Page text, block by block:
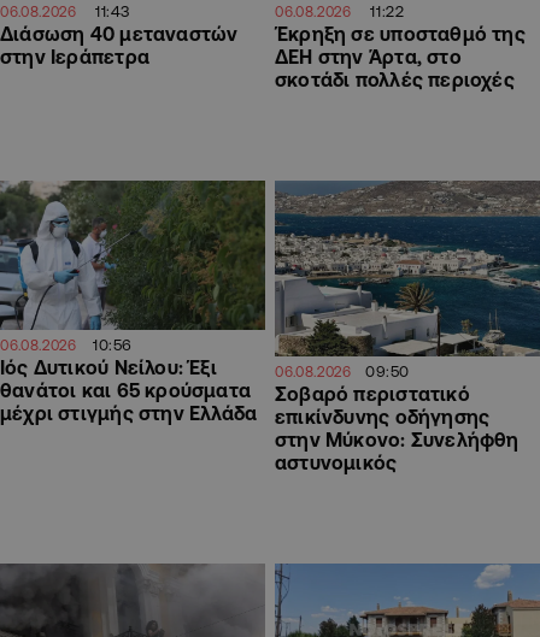
06.08.2026 11:43
Διάσωση 40 μεταναστών
στην Ιεράπετρα
06.08.2026 11:22
Έκρηξη σε υποσταθμό της
ΔΕΗ στην Άρτα, στο
σκοτάδι πολλές περιοχές
06.08.2026 10:56
Ιός Δυτικού Νείλου: Έξι
θανάτοι και 65 κρούσματα
μέχρι στιγμής στην Ελλάδα
06.08.2026 09:50
Σοβαρό περιστατικό
επικίνδυνης οδήγησης
στην Μύκονο: Συνελήφθη
αστυνομικός